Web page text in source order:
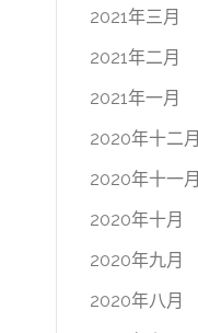
2021年三月
2021年二月
2021年一月
2020年十二月
2020年十一月
2020年十月
2020年九月
2020年八月